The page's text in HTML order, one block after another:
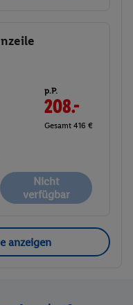
p.P.
208.-
Gesamt 416 €
Nicht
verfügbar
anzeigen